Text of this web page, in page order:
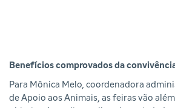
Benefícios comprovados da
Para Mônica Melo, coordenadora
de Apoio aos Animais, as feiras vão